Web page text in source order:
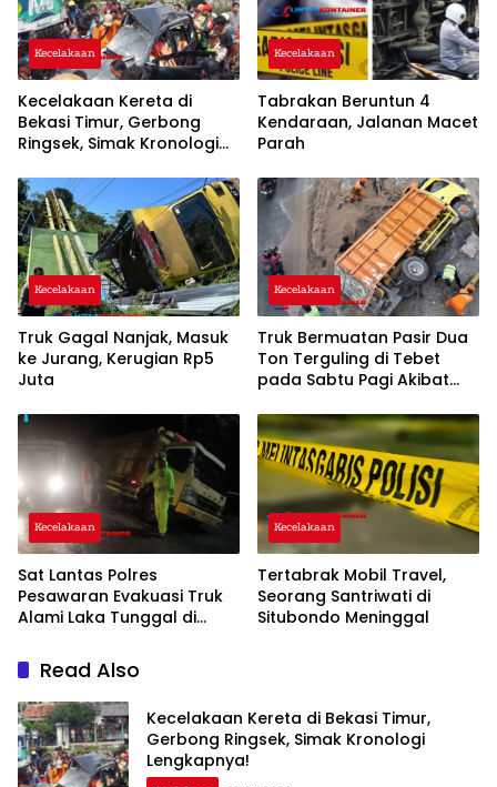
Kecelakaan
Kecelakaan Kereta di
Bekasi Timur, Gerbong
Ringsek, Simak Kronologi
Kecelakaan
Tabrakan Beruntun 4
Kendaraan, Jalanan Macet
Parah
Kecelakaan
Truk Gagal Nanjak, Masuk
ke Jurang, Kerugian Rp5
Juta
Kecelakaan
Truk Bermuatan Pasir Dua
Ton Terguling di Tebet
pada Sabtu Pagi Akibat
Kecelakaan
Sat Lantas Polres
Pesawaran Evakuasi Truk
Alami Laka Tunggal di
Kecelakaan
Tertabrak Mobil Travel,
Seorang Santriwati di
Situbondo Meninggal
Read Also
Kecelakaan Kereta di Bekasi Timur,
Gerbong Ringsek, Simak Kronologi
Lengkapnya!